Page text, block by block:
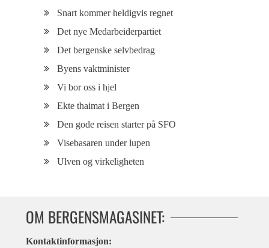
Snart kommer heldigvis regnet
Det nye Medarbeiderpartiet
Det bergenske selvbedrag
Byens vaktminister
Vi bor oss i hjel
Ekte thaimat i Bergen
Den gode reisen starter på SFO
Visebasaren under lupen
Ulven og virkeligheten
OM BERGENSMAGASINET:
Kontaktinformasjon: